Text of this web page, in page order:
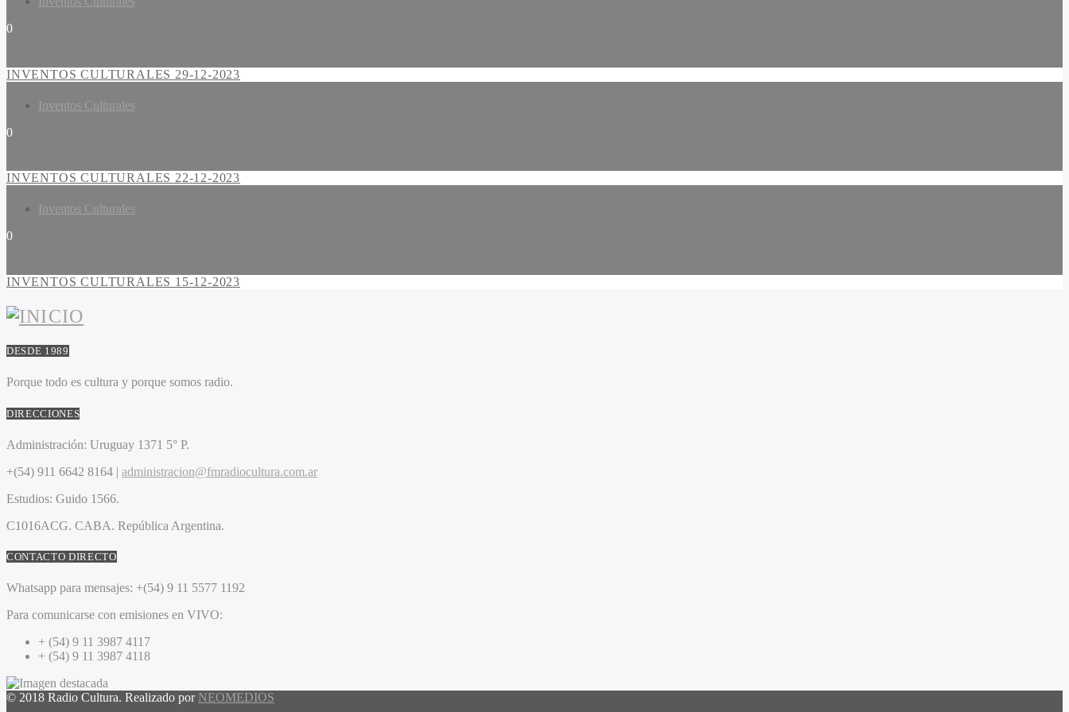
0
INVENTOS CULTURALES 29-12-2023
Inventos Culturales
0
INVENTOS CULTURALES 22-12-2023
Inventos Culturales
0
INVENTOS CULTURALES 15-12-2023
DESDE 1989
Porque todo es cultura y porque somos radio.
DIRECCIONES
Administración: Uruguay 1371 5° P.
+(54) 911 6642 8164 | administracion@fmradiocultura.com.ar
Estudios: Guido 1566.
C1016ACG. CABA. República Argentina.
CONTACTO DIRECTO
Whatsapp para mensajes: +(54) 9 11 5577 1192
Para comunicarse con emisiones en VIVO:
+ (54) 9 11 3987 4117
+ (54) 9 11 3987 4118
© 2018 Radio Cultura. Realizado por NEOMEDIOS